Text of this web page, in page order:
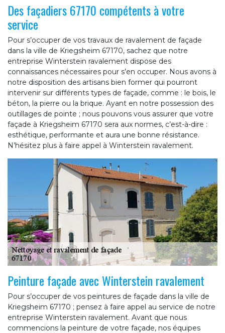
Des façadiers 67170 compétents à votre
service
Pour s’occuper de vos travaux de ravalement de façade
dans la ville de Kriegsheim 67170, sachez que notre
entreprise Winterstein ravalement dispose des
connaissances nécessaires pour s’en occuper. Nous avons à
notre disposition des artisans bien former qui pourront
intervenir sur différents types de façade, comme : le bois, le
béton, la pierre ou la brique. Ayant en notre possession des
outillages de pointe ; nous pouvons vous assurer que votre
façade à Kriegsheim 67170 sera aux normes, c’est-à-dire :
esthétique, performante et aura une bonne résistance.
N’hésitez plus à faire appel à Winterstein ravalement.
Peinture façade avec Winterstein ravalement
Pour s’occuper de vos peintures de façade dans la ville de
Kriegsheim 67170 ; pensez à faire appel au service de notre
entreprise Winterstein ravalement. Avant que nous
commencions la peinture de votre façade, nos équipes